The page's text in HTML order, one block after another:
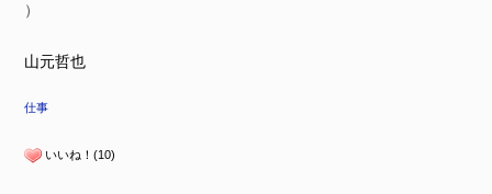
）
山元哲也
仕事
いいね！(10)